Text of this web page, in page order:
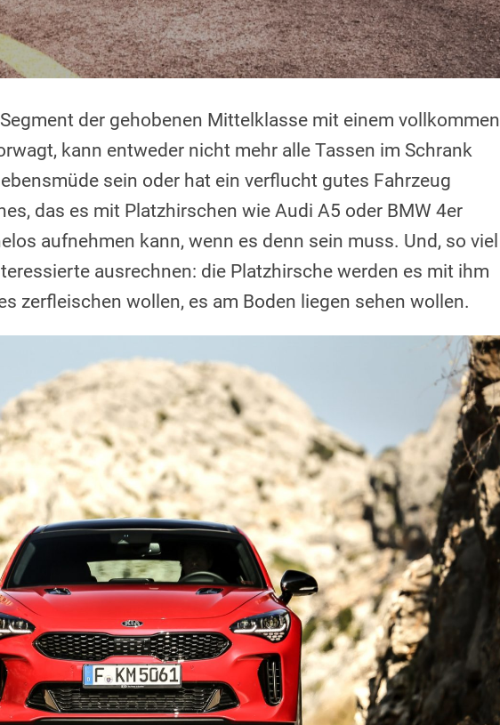
der gehobenen Mittelklasse mit einem vollkommen
kann entweder nicht mehr alle Tassen im Schrank
sein oder hat ein verflucht gutes Fahrzeug
das es mit Platzhirschen wie Audi A5 oder BMW 4er
aufnehmen kann, wenn es denn sein muss. Und, so viel
ausrechnen: die Platzhirsche werden es mit ihm
zerfleischen wollen, es am Boden liegen sehen wollen.